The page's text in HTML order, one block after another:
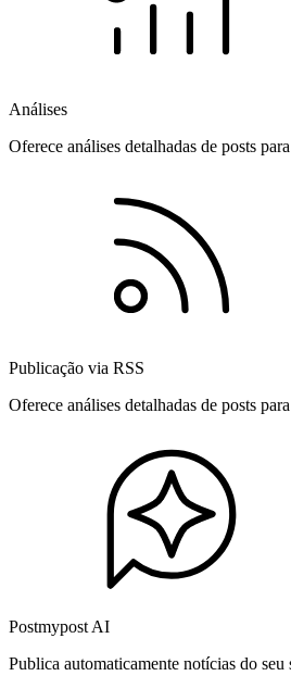
Análises
Oferece análises detalhadas de posts
Publicação via RSS
Oferece análises detalhadas de posts
Postmypost AI
Publica automaticamente notícias do seu